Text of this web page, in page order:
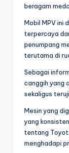
beragam
Mobil MPV ini
terpercaya
penumpang
terutama di
Sebagai
canggih yang
sekaligus
Mesin yang
yang
tentang
menghadapi